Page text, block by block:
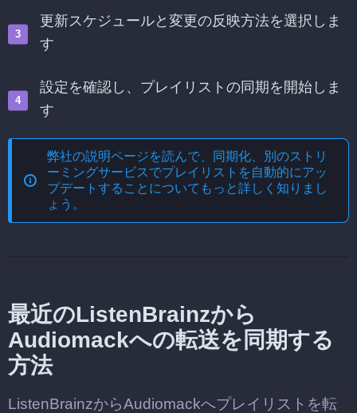
更新スケジュールと変更の反映方法を選択しま
す
設定を確認し、プレイリストの同期を開始しま
す
弊社の説明ページを読んで、
同期化、別のストリ
ーミングサービスでプレイリストを自動的にアッ
プデートする ことについてもっと詳しく知りまし
ょう。
最近のListenBrainzから
Audiomackへの転送を同期する
方法
ListenBrainzからAudiomackへプレイリストを転